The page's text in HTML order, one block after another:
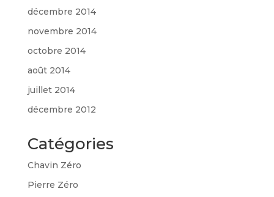
décembre 2014
novembre 2014
octobre 2014
août 2014
juillet 2014
décembre 2012
Catégories
Chavin Zéro
Pierre Zéro